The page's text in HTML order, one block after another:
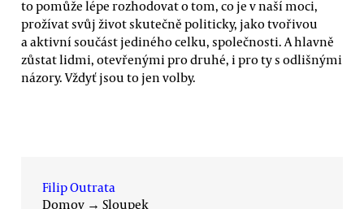
to pomůže lépe rozhodovat o tom, co je v naší moci,
prožívat svůj život skutečně politicky, jako tvořivou
a aktivní součást jediného celku, společnosti. A hlavně
zůstat lidmi, otevřenými pro druhé, i pro ty s odlišnými
názory. Vždyť jsou to jen volby.
Filip Outrata
Domov → Sloupek